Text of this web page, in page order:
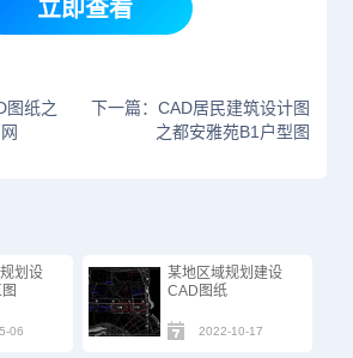
立即查看
图纸之
下一篇：CAD居民建筑设计图
之都安雅苑B1户型图
划设
06
某地区域规划建设
CAD图纸
2022-10-17